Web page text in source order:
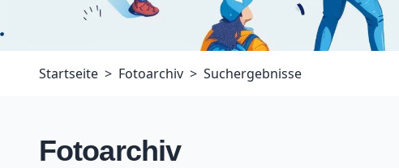
Startseite Fotoarchiv Suchergebnisse
Fotoarchiv